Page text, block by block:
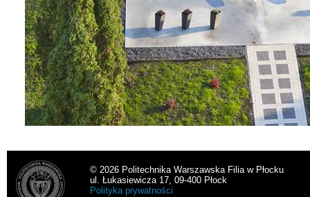
© 2026 Politechnika Warszawska Filia w Płocku
ul. Łukasiewicza 17, 09-400 Płock
Polityka prywatności